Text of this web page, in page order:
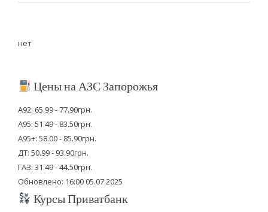
нет
Цены на АЗС Запорожья
А92: 65.99 - 77.90грн.
А95: 51.49 - 83.50грн.
А95+: 58.00 - 85.90грн.
ДТ: 50.99 - 93.90грн.
ГАЗ: 31.49 - 44.50грн.
Обновлено: 16:00 05.07.2025
Курсы Приватбанк